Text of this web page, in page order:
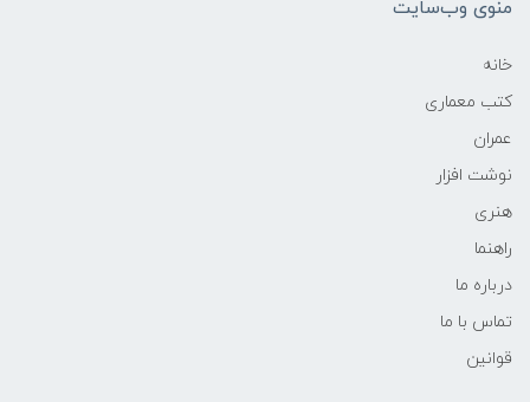
منوی وب‌سایت
خانه
کتب معماری
عمران
نوشت افزار
هنری
راهنما
درباره ما
تماس با ما
قوانین